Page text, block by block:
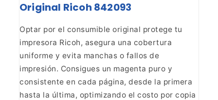
Original Ricoh 842093
Optar por el consumible original protege tu
impresora Ricoh, asegura una cobertura
uniforme y evita manchas o fallos de
impresión. Consigues un magenta puro y
consistente en cada página, desde la primera
hasta la última, optimizando el costo por copia